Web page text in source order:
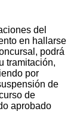
del
en hallarse
podrá
tramitación,
por
de
de
aprobado